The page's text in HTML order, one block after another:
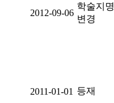
2012-09-06
학술지명
변경
2011-01-01 등재